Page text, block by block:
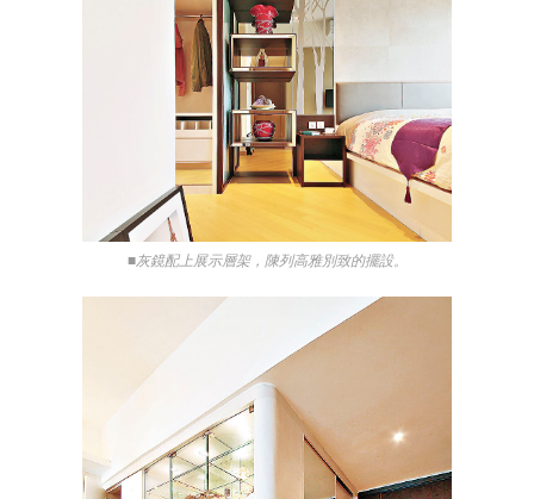
■灰鏡配上展示層架，陳列高雅別致的擺設。